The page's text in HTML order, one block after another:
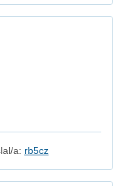
a: rb5cz